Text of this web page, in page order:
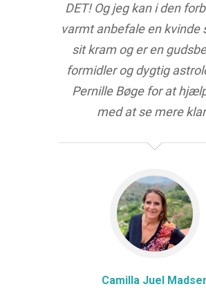
DET! Og jeg kan i den
varmt anbefale en kvinde
sit kram og er en
formidler og dygtig
Pernille Bøge for at
med at se mere
Camilla Juel